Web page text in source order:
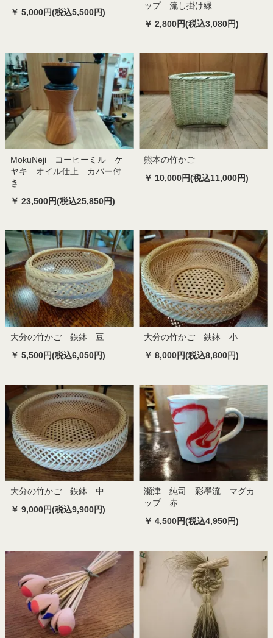
￥ 5,000円(税込5,500円)
ップ 流し掛け緑
￥ 2,800円(税込3,080円)
MokuNeji コーヒーミル ケ
ヤキ オイル仕上 カバー付
き
￥ 23,500円(税込25,850円)
熊本の竹かご
￥ 10,000円(税込11,000円)
大分の竹かご 鉄鉢 豆
￥ 5,500円(税込6,050円)
大分の竹かご 鉄鉢 小
￥ 8,000円(税込8,800円)
大分の竹かご 鉄鉢 中
￥ 9,000円(税込9,900円)
瀬津 純司 彩墨流 マグカ
ップ 赤
￥ 4,500円(税込4,950円)